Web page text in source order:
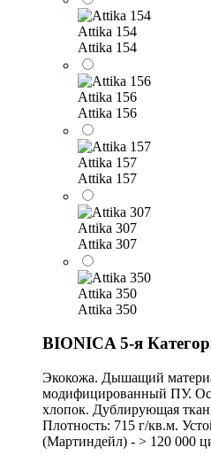
Attika 154
Attika 154
Attika 156
Attika 156
Attika 157
Attika 157
Attika 307
Attika 307
Attika 350
Attika 350
BIONICA 5-я
Экокожа. Дышащий
модифицированный ПУ.
хлопок. Дублирующая
Плотность: 715 г/кв.м.
(Мартиндейл) - > 120 000